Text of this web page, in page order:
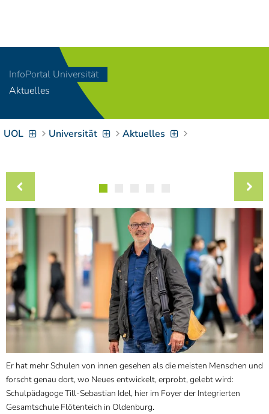
[Access-Key 8
Zum Inhalt springen
Zur Suche springen
[Access-Key 4]
Zur Hauptnavigation
Zielgruppennavigation
9]
Zur
Brotkrumennavigation
springen[Access-Key
Informationen zur
Barrierefreiheit
InfoPortal Universität
Aktuelles
UOL Universität Aktuelles
Er hat mehr Schulen von innen gesehen als die meisten Menschen und
forscht genau dort, wo Neues entwickelt, erprobt, gelebt wird:
Schulpädagoge Till-Sebastian Idel, hier im Foyer der Integrierten
Gesamtschule Flötenteich in Oldenburg.